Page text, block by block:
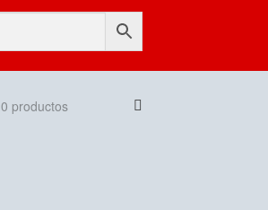
0 productos